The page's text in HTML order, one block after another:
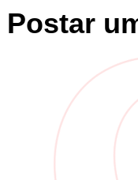
Postar